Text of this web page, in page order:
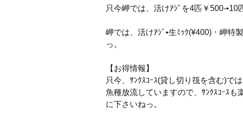
只今岬では、活けｱｼﾞを4匹￥500-•10
岬では、活けｱｼﾞ•生ﾐｯｸ(¥400)・岬特
っ。
【お得情報】
只今、ｻﾝｸｽｺｰｽ(貸し切り筏を含む)で
魚種放流していますので、ｻﾝｸｽｺｰｽ
に下さいねっ。